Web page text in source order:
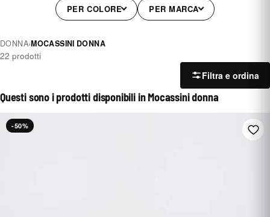
PER COLORE PER MARCA
DONNA›MOCASSINI DONNA
22 prodotti
Filtra e ordina
Questi sono i prodotti disponibili in Mocassini donna
-50%